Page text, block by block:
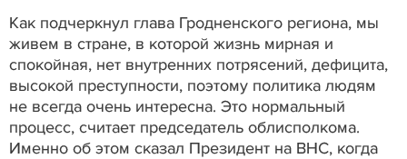
Как подчеркнул глава Гродненского региона, мы
живем в стране, в которой жизнь мирная и
спокойная, нет внутренних потрясений, дефицита,
высокой преступности, поэтому политика людям
не всегда очень интересна. Это нормальный
процесс, считает председатель облисполкома.
Именно об этом сказал Президент на ВНС, когда